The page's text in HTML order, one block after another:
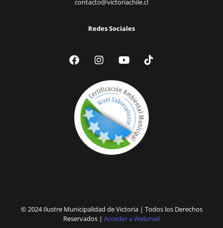
contacto@victoriachile.cl
Redes Sociales
© 2024 Ilustre Municipalidad de Victoria | Todos los Derechos
Reservados | Acceder a Webmail